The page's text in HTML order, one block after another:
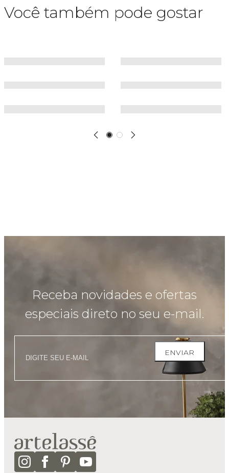
Você também pode gostar
Receba novidades e ofertas
especiais direto no seu e-mail.
ENVIAR